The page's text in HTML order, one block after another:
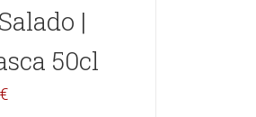
|
50cl
€